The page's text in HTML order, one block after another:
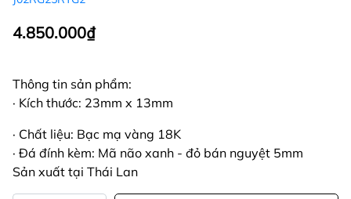
4.850.000₫
Thông tin sản phẩm:
· Kích thước: 23mm x 13mm
· Chất liệu: Bạc mạ vàng 18K
· Đá đính kèm: Mã não xanh - đỏ bán nguyệt 5mm
Sản xuất tại Thái Lan